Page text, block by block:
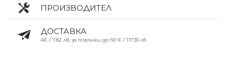
ПРОИЗВОДИТЕЛ
ДОСТАВКА
4€ / 7.82 лв. за поръчки до 60 € / 117.35 лв.